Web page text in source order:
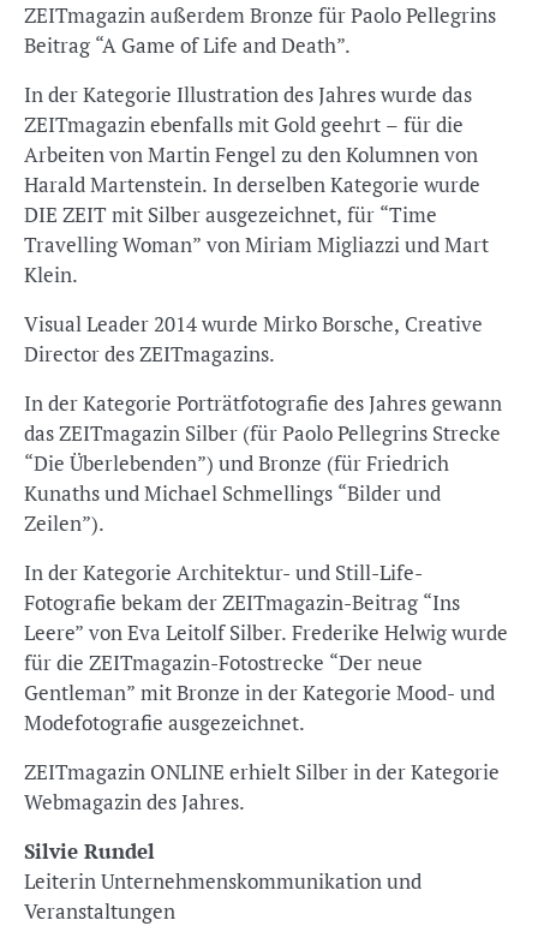
ZEITmagazin außerdem Bronze für Paolo Pellegrins
Beitrag “A Game of Life and Death”.
In der Kategorie Illustration des Jahres wurde das
ZEITmagazin ebenfalls mit Gold geehrt – für die
Arbeiten von Martin Fengel zu den Kolumnen von
Harald Martenstein. In derselben Kategorie wurde
DIE ZEIT mit Silber ausgezeichnet, für “Time
Travelling Woman” von Miriam Migliazzi und Mart
Klein.
Visual Leader 2014 wurde Mirko Borsche, Creative
Director des ZEITmagazins.
In der Kategorie Porträtfotografie des Jahres gewann
das ZEITmagazin Silber (für Paolo Pellegrins Strecke
“Die Überlebenden”) und Bronze (für Friedrich
Kunaths und Michael Schmellings “Bilder und
Zeilen”).
In der Kategorie Architektur- und Still-Life-
Fotografie bekam der ZEITmagazin-Beitrag “Ins
Leere” von Eva Leitolf Silber. Frederike Helwig wurde
für die ZEITmagazin-Fotostrecke “Der neue
Gentleman” mit Bronze in der Kategorie Mood- und
Modefotografie ausgezeichnet.
ZEITmagazin ONLINE erhielt Silber in der Kategorie
Webmagazin des Jahres.
Silvie Rundel
Leiterin Unternehmenskommunikation und
Veranstaltungen